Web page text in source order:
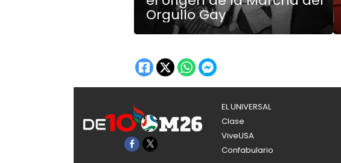
Orgullo Gay
EL UNIVERSAL
Clase
ViveUSA
Confabulario